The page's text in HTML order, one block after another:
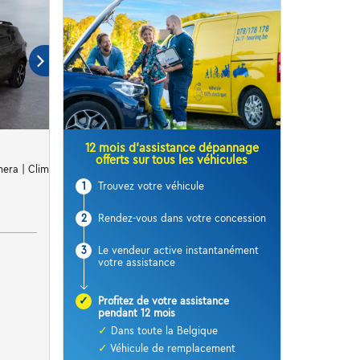
| Clim | Carplay | Cruise
12 mois d’assistance dépannage
offerts sur tous les véhicules
1 Trouvez votre véhicule
2 Rendez-vous dans votre concession
3
Le vendeur active instantanément
votre assistance
✓
Profitez de votre assistance
pendant 12 mois
✓ Dans toute la Belgique
✓ Véhicule de remplacement